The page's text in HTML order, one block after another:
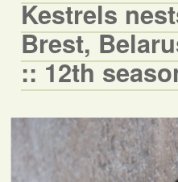
Kestrels
Brest,
:: 12th